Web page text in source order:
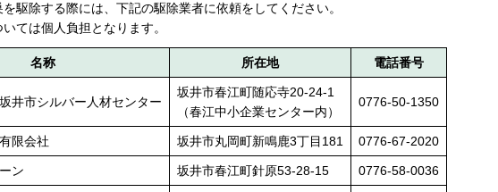
駆除する際には、下記の駆除業者に依頼をしてください。
ては個人負担となります。
名称 所在地 電話番号
井市シルバー人材センター
坂井市春江町随応寺20-24-1
（春江中小企業センター内）
0776-50-1350
限会社 坂井市丸岡町新鳴鹿3丁目181 0776-67-2020
ン 坂井市春江町針原53-28-15 0776-58-0036